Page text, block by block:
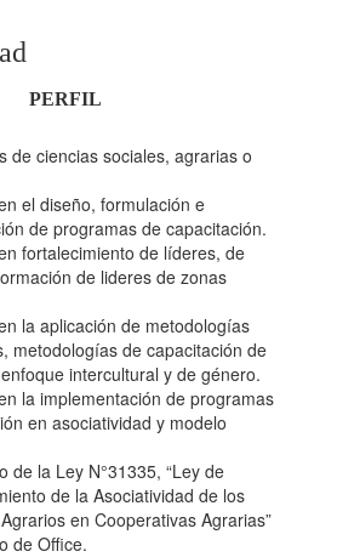
PERFIL
de ciencias sociales, agrarias o
el diseño, formulación e
de programas de capacitación.
fortalecimiento de líderes, de
de lideres de zonas
la aplicación de metodologías
metodologías de capacitación de
intercultural y de género.
la implementación de programas
en asociatividad y modelo
de la Ley N°31335, “Ley de
de la Asociatividad de los
en Cooperativas Agrarias”
de Office.